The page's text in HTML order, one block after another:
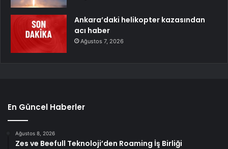
Ankara’daki helikopter kazasından
acı haber
Ağustos 7, 2026
En Güncel Haberler
Ağustos 8, 2026
Zes ve Beefull Teknoloji’den Roaming İş Birliği